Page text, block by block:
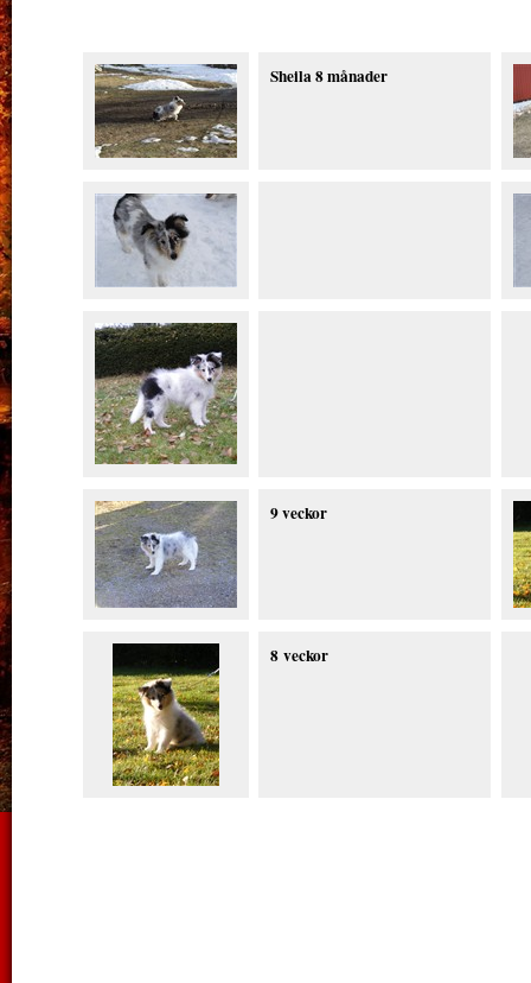
Sheila 8 månader
9 veckor
8 veckor